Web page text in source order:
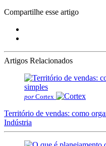
Compartilhe esse artigo
Artigos Relacionados
por Cortex
Território de vendas: como
Indústria